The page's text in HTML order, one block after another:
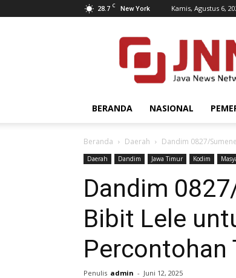
28.7 C New York Kamis, Agustus 6,
JNN.co.id
BERANDA NASIONAL
Beranda Daerah Dandim 0827/
Daerah Dandim Jawa Timur Kodim
Dandim
Bibit Lele
Percontohan
Penulis admin - Juni 12, 2025